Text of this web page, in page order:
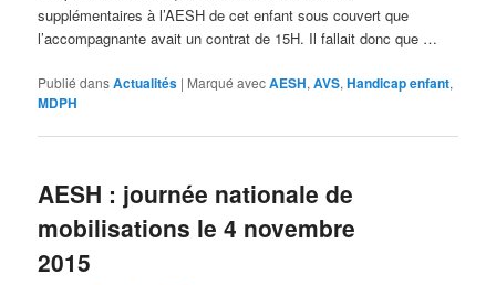
supplémentaires à l’AESH de cet enfant sous couvert que
l’accompagnante avait un contrat de 15H. Il fallait donc que …
Publié dansActualités | Marqué avecAESH,AVS,Handicap enfant,
MDPH
AESH : journée nationale de
mobilisations le 4 novembre
2015